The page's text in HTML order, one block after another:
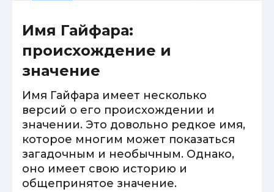
Имя Гайфара:
происхождение и
значение
Имя Гайфара имеет несколько
версий о его происхождении и
значении. Это довольно редкое имя,
которое многим может показаться
загадочным и необычным. Однако,
оно имеет свою историю и
общепринятое значение.